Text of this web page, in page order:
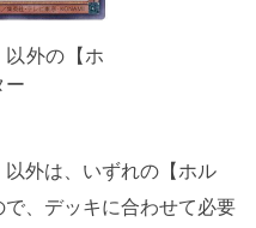
以外の【ホ
ー
以外は、いずれの【ホル
、デッキに合わせて必要